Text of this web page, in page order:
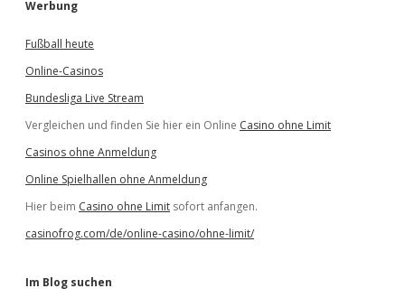
Werbung
Fußball heute
Online-Casinos
Bundesliga Live Stream
Vergleichen und finden Sie hier ein Online Casino ohne Limit
Casinos ohne Anmeldung
Online Spielhallen ohne Anmeldung
Hier beim Casino ohne Limit sofort anfangen.
casinofrog.com/de/online-casino/ohne-limit/
Im Blog suchen